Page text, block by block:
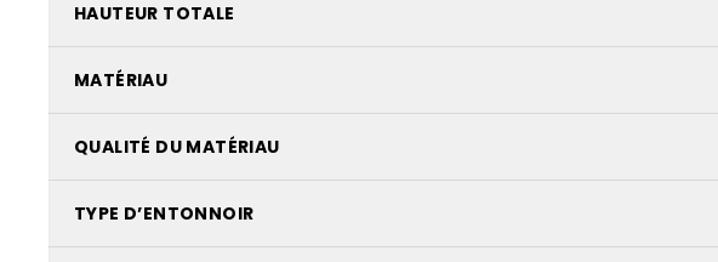
HAUTEUR TOTALE
MATÉRIAU
QUALITÉ DU MATÉRIAU
TYPE D’ENTONNOIR